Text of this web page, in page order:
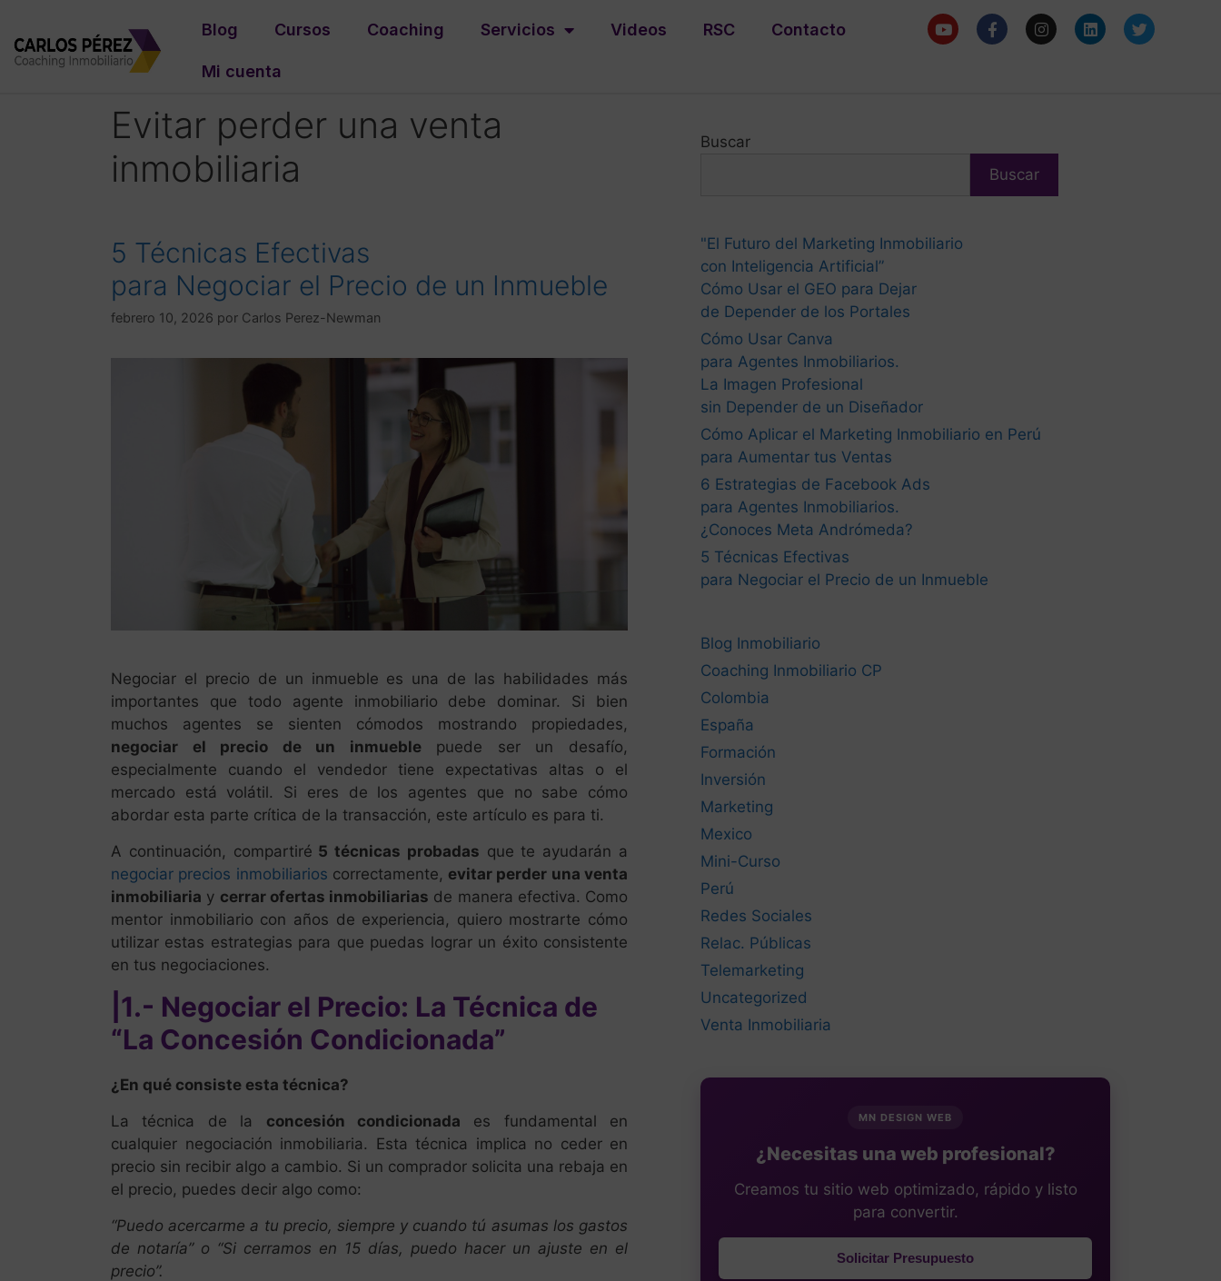
Blog Cursos Coaching Servicios Videos RSC Contacto
Mi cuenta
Evitar perder una venta
inmobiliaria
5 Técnicas Efectivas
para Negociar el Precio de un Inmueble
febrero 10, 2026 por Carlos Perez-Newman
Negociar el precio de un inmueble es una de las habilidades más
importantes que todo agente inmobiliario debe dominar. Si bien
muchos agentes se sienten cómodos mostrando propiedades,
negociar el precio de un inmueblepuede ser un desafío,
especialmente cuando el vendedor tiene expectativas altas o el
mercado está volátil. Si eres de los agentes que no sabe cómo
abordar esta parte crítica de la transacción, este artículo es para ti.
A continuación, compartiré 5 técnicas probadas que te ayudarán a
negociar precios inmobiliarios correctamente, evitar perder una venta
inmobiliaria y cerrar ofertas inmobiliarias de manera efectiva. Como
mentor inmobiliario con años de experiencia, quiero mostrarte cómo
utilizar estas estrategias para que puedas lograr un éxito consistente
en tus negociaciones.
|1.- Negociar el Precio: La Técnica de
“La Concesión Condicionada”
¿En qué consiste esta técnica?
La técnica de la concesión condicionada es fundamental en
cualquier negociación inmobiliaria. Esta técnica implica no ceder en
precio sin recibir algo a cambio. Si un comprador solicita una rebaja en
el precio, puedes decir algo como:
“Puedo acercarme a tu precio, siempre y cuando tú asumas los gastos
de notaría” o “Si cerramos en 15 días, puedo hacer un ajuste en el
precio”.
Buscar
Buscar
"El Futuro del Marketing Inmobiliario
con Inteligencia Artificial”
Cómo Usar el GEO para Dejar
de Depender de los Portales
Cómo Usar Canva
para Agentes Inmobiliarios.
La Imagen Profesional
sin Depender de un Diseñador
Cómo Aplicar el Marketing Inmobiliario en Perú
para Aumentar tus Ventas
6 Estrategias de Facebook Ads
para Agentes Inmobiliarios.
¿Conoces Meta Andrómeda?
5 Técnicas Efectivas
para Negociar el Precio de un Inmueble
Blog Inmobiliario
Coaching Inmobiliario CP
Colombia
España
Formación
Inversión
Marketing
Mexico
Mini-Curso
Perú
Redes Sociales
Relac. Públicas
Telemarketing
Uncategorized
Venta Inmobiliaria
MN DESIGN WEB
¿Necesitas una web profesional?
Creamos tu sitio web optimizado, rápido y listo
para convertir.
Solicitar Presupuesto